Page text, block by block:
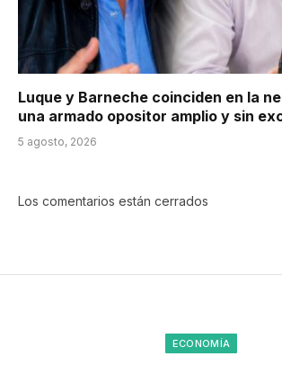
Luque y Barneche coinciden en la
una armado opositor amplio y sin
5 agosto, 2026
Los comentarios están cerrados
ECONOMÍA